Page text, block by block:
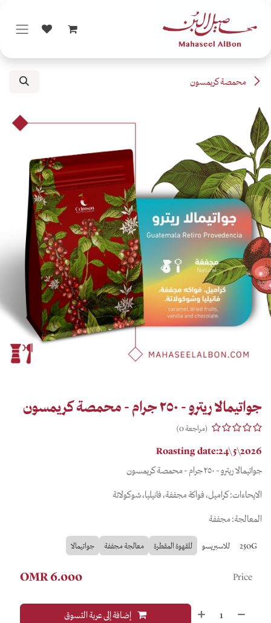
محمصة كريمسون
جواتيمالا ريترو - ٢٥٠ جرام - محمصة كريمسون
(مراجعة 0)
Roasting date:24\5\2026
جواتيمالا ريترو - ٢٥٠ جرام - محمصة كريمسون
الايحاءات: كراميل، فواكة مجففة، فانيليا، شوكولاتة
المعالجة: مجففة
250G للاسبريسو للقهوة المقطرة معالجة مجففة جواتيمالا
إضافة إلى عربة التسوق
Price
6.000